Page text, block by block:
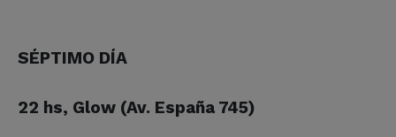
SÉPTIMO DÍA
22 hs, Glow (Av. España 745)